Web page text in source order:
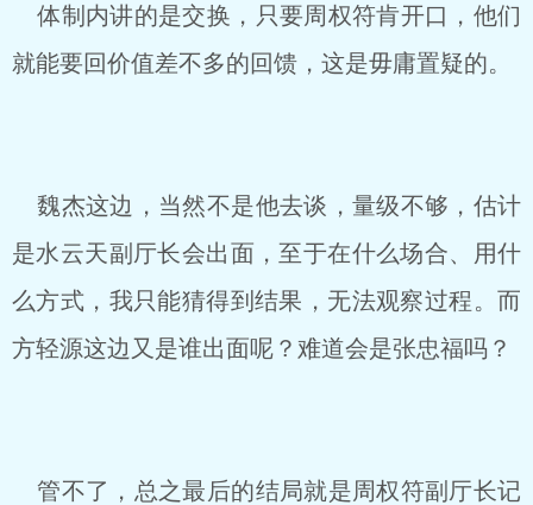
体制内讲的是交换，只要周权符肯开口，他们
就能要回价值差不多的回馈，这是毋庸置疑的。
魏杰这边，当然不是他去谈，量级不够，估计
是水云天副厅长会出面，至于在什么场合、用什
么方式，我只能猜得到结果，无法观察过程。而
方轻源这边又是谁出面呢？难道会是张忠福吗？
管不了，总之最后的结局就是周权符副厅长记